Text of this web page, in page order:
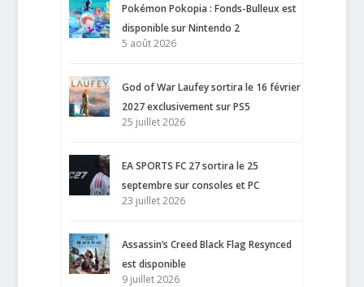
Pokémon Pokopia : Fonds-Bulleux est
disponible sur Nintendo 2
5 août 2026
God of War Laufey sortira le 16 février
2027 exclusivement sur PS5
25 juillet 2026
EA SPORTS FC 27 sortira le 25
septembre sur consoles et PC
23 juillet 2026
Assassin’s Creed Black Flag Resynced
est disponible
9 juillet 2026